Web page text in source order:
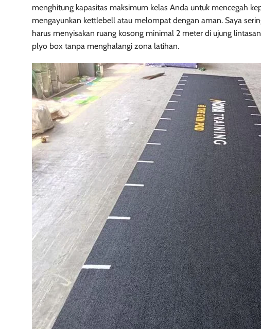
menghitung kapasitas maksimum kelas Anda untuk mencegah
mengayunkan kettlebell atau melompat dengan aman. Saya
harus menyisakan ruang kosong minimal 2 meter di ujung
plyo box tanpa menghalangi zona latihan.